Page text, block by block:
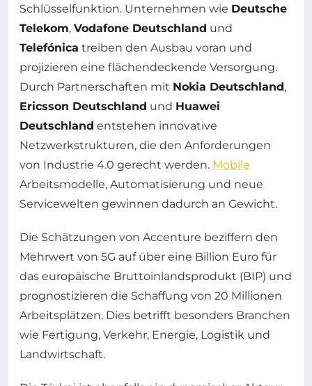
Schlüsselfunktion. Unternehmen wie Deutsche
Telekom, Vodafone Deutschland und
Telefónica treiben den Ausbau voran und
projizieren eine flächendeckende Versorgung.
Durch Partnerschaften mit Nokia Deutschland,
Ericsson Deutschland und Huawei
Deutschland entstehen innovative
Netzwerkstrukturen, die den Anforderungen
von Industrie 4.0 gerecht werden. Mobile
Arbeitsmodelle, Automatisierung und neue
Servicewelten gewinnen dadurch an Gewicht.
Die Schätzungen von Accenture beziffern den
Mehrwert von 5G auf über eine Billion Euro für
das europäische Bruttoinlandsprodukt (BIP) und
prognostizieren die Schaffung von 20 Millionen
Arbeitsplätzen. Dies betrifft besonders Branchen
wie Fertigung, Verkehr, Energie, Logistik und
Landwirtschaft.